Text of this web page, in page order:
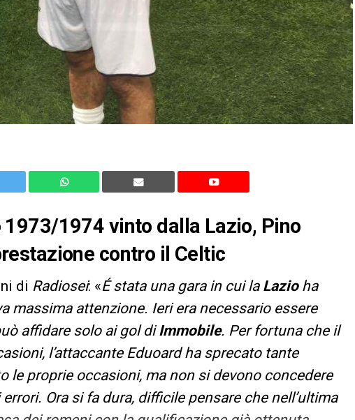
1974 vinto dalla Lazio, Pino
contro il Celtic
di Radiosei: «É stata una gara in cui la Lazioha
massima attenzione. Ieri era necessario essere
affidare solo ai gol diImmobile. Per fortuna che il
l’attaccante Eduoard ha sprecato tante
le proprie occasioni, ma non si devono concedere
Ora si fa dura, difficile pensare che nell’ultima